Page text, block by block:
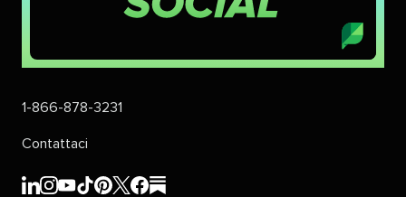
1-866-878-3231​​
Contattaci​​
Sprout
Sprout
Sprout
Sprout
Sprout
Sprout
Sprout
Sprout